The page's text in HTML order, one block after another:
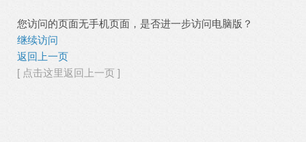
您访问的页面无手机页面，是否进一步访问电脑版？
继续访问
返回上一页
[ 点击这里返回上一页 ]